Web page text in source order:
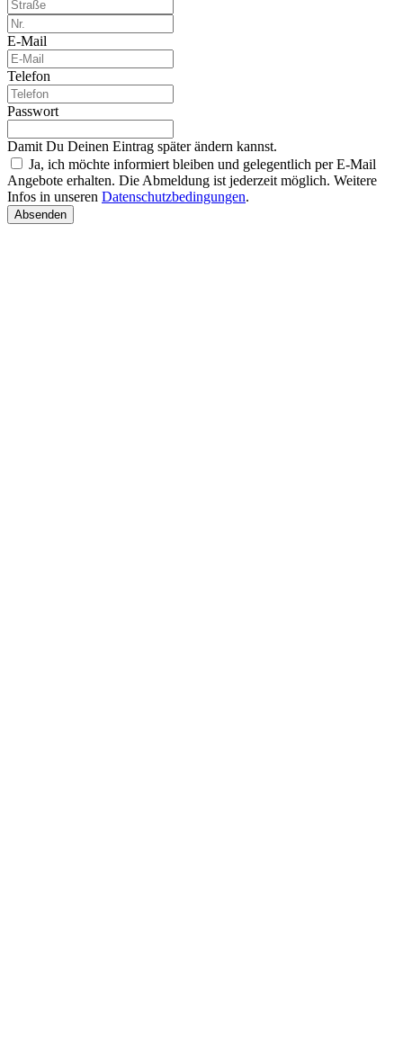
E-Mail
Telefon
Passwort
Damit Du Deinen Eintrag später ändern kannst.
Ja, ich möchte informiert bleiben und gelegentlich per E-Mail
Angebote erhalten. Die Abmeldung ist jederzeit möglich. Weitere
Infos in unseren Datenschutzbedingungen.
Absenden